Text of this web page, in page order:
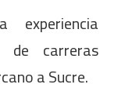
experiencia
de carreras
a Sucre.